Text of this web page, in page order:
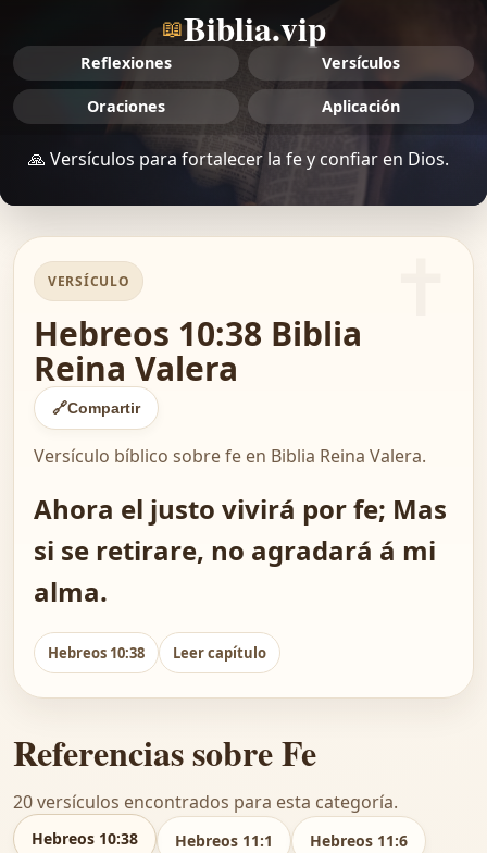
📖Biblia.vip
Reflexiones Versículos
Oraciones Aplicación
🙏 Versículos para fortalecer la fe y confiar en Dios.
VERSÍCULO
Hebreos 10:38 Biblia
Reina Valera
🔗Compartir
Versículo bíblico sobre fe en Biblia Reina Valera.
Ahora el justo vivirá por fe; Mas
si se retirare, no agradará á mi
alma.
Hebreos 10:38 Leer capítulo
Referencias sobre Fe
20 versículos encontrados para esta categoría.
Hebreos 10:38 Hebreos 11:1 Hebreos 11:6